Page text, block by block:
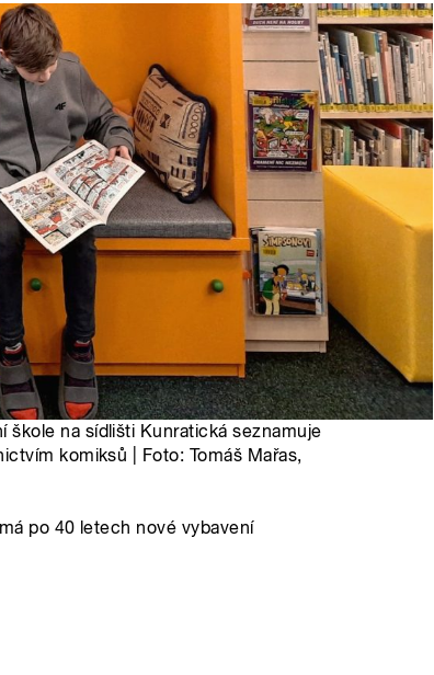
škole na sídlišti Kunratická seznamuje
komiksů | Foto: Tomáš Mařas,
po 40 letech nové vybavení